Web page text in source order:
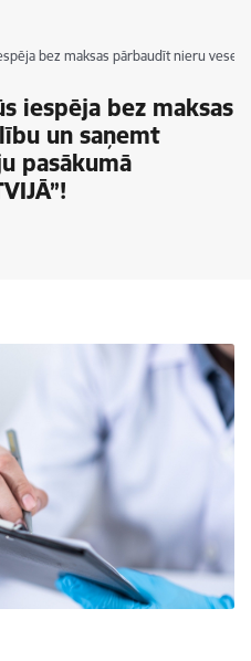
bez maksas pārbaudīt nieru
iespēja bez maksas
un saņemt
pasākumā